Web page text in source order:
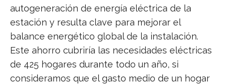
autogeneración de energía eléctrica de la
estación y resulta clave para mejorar el
balance energético global de la instalación.
Este ahorro cubriría las necesidades eléctricas
de 425 hogares durante todo un año, si
consideramos que el gasto medio de un hogar